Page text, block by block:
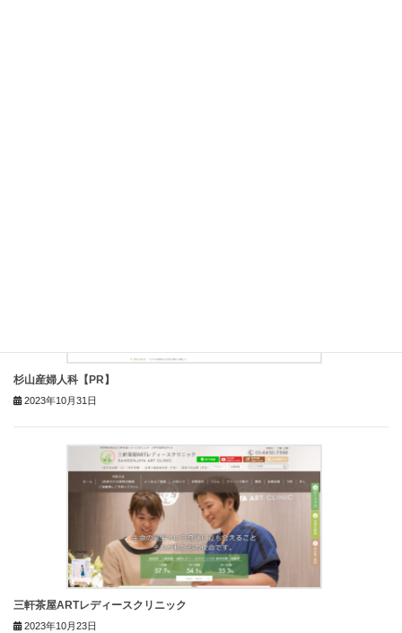
杉山産婦人科【PR】
2023年10月31日
三軒茶屋ARTレディースクリニック
2023年10月23日